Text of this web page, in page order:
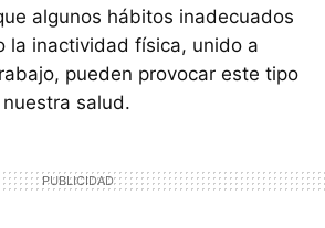
algunos hábitos inadecuados
la inactividad física, unido a
pueden provocar este tipo
salud.